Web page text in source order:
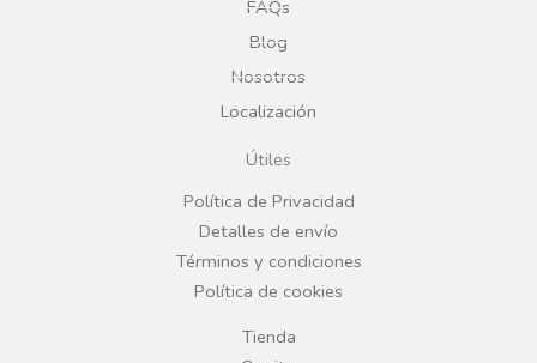
e
b
o
o
k
g
r
a
FAQs
Blog
Nosotros
Localización
Útiles
Política de Privacidad
Detalles de envío
Términos y condiciones
Política de cookies
Tienda